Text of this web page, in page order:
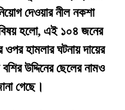
দেওয়ার নীল নকশা
হলো, এই ১০৪ জনের
ওপর হামলার ঘটনায় দায়ের
উদ্দিনের ছেলের নামও
গেছে।